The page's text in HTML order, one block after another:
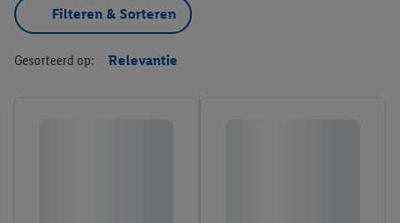
Filteren & Sorteren
Gesorteerd op: Relevantie